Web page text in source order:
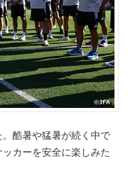
酷暑や猛暑が続く中で
カーを安全に楽しみた